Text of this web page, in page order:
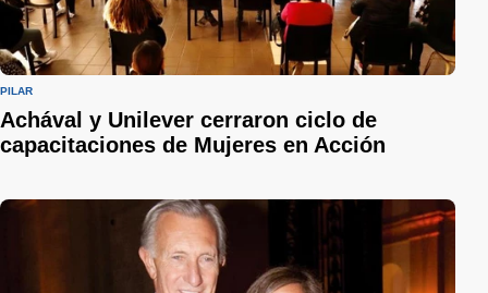
PILAR
Achával y Unilever cerraron ciclo de
capacitaciones de Mujeres en Acción